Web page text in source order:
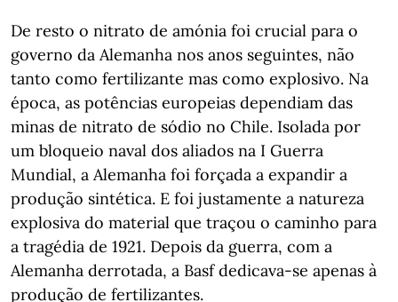
De resto o nitrato de amónia foi crucial para o
governo da Alemanha nos anos seguintes, não
tanto como fertilizante mas como explosivo. Na
época, as potências europeias dependiam das
minas de nitrato de sódio no Chile. Isolada por
um bloqueio naval dos aliados na I Guerra
Mundial, a Alemanha foi forçada a expandir a
produção sintética. E foi justamente a natureza
explosiva do material que traçou o caminho para
a tragédia de 1921. Depois da guerra, com a
Alemanha derrotada, a Basf dedicava-se apenas à
produção de fertilizantes.